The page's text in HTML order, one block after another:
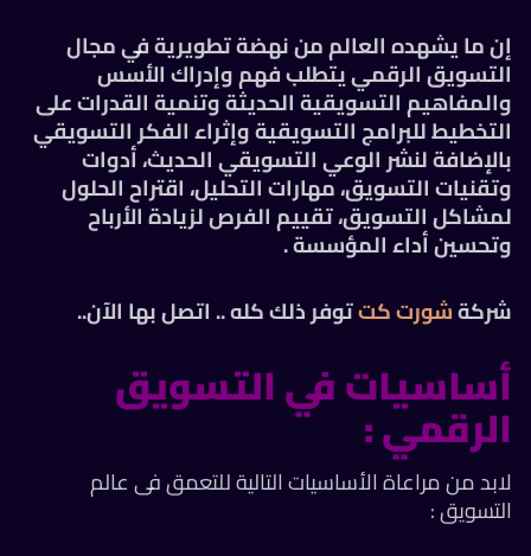
إن ما يشهده العالم من نهضة تطويرية في مجال
التسويق الرقمي يتطلب فهم وإدراك الأسس
والمفاهيم التسويقية الحديثة وتنمية القدرات على
التخطيط للبرامج التسويقية وإثراء الفكر التسويقي
بالإضافة لنشر الوعي التسويقي الحديث، أدوات
وتقنيات التسويق، مهارات التحليل، اقتراح الحلول
لمشاكل التسويق، تقييم الفرص لزيادة الأرباح
وتحسين أداء المؤسسة .
شركةشورت كتتوفر ذلك كله .. اتصل بها الآن..
أساسيات في التسويق
الرقمي :
لابد من مراعاة الأساسيات التالية للتعمق فى عالم
التسويق :